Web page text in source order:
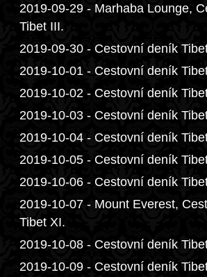
2019-09-29 - Marhaba Lounge,
Tibet III.
2019-09-30 - Cestovní deník
2019-10-01 - Cestovní deník
2019-10-02 - Cestovní deník
2019-10-03 - Cestovní deník
2019-10-04 - Cestovní deník
2019-10-05 - Cestovní deník
2019-10-06 - Cestovní deník
2019-10-07 - Mount Everest,
Tibet XI.
2019-10-08 - Cestovní deník
2019-10-09 - Cestovní deník